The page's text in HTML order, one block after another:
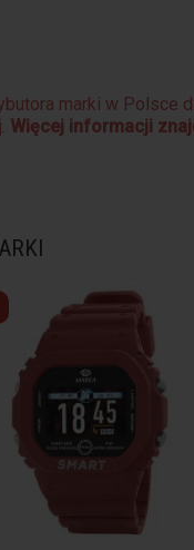
marki w Polsce
Więcej informacji